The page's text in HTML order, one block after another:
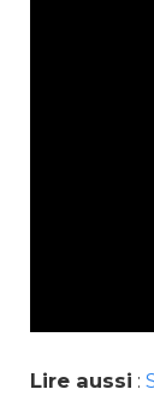
Lire aussi :